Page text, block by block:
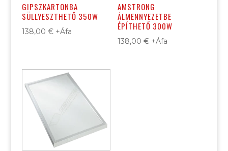
GIPSZKARTONBA
SÜLLYESZTHETŐ 350W
138,00 € +Áfa
AMSTRONG
ÁLMENNYEZETBE
ÉPÍTHETŐ 300W
138,00€ +Áfa